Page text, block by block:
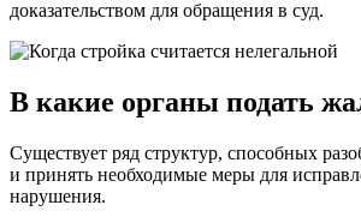
доказательством для обращения в суд.
В какие органы подать
Существует ряд структур, способных
и принять необходимые меры для
нарушения.